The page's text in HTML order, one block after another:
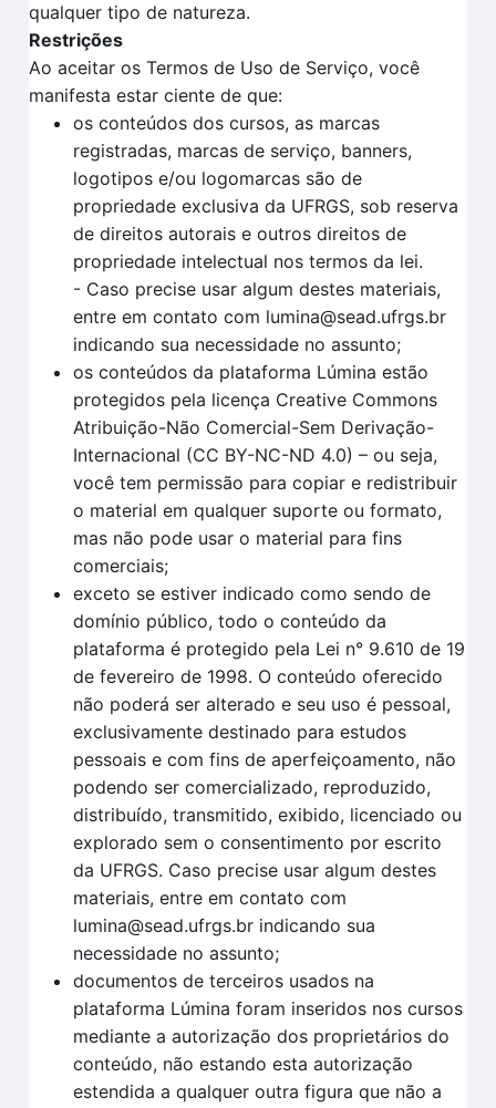
qualquer tipo de natureza.
Restrições
Ao aceitar os Termos de Uso de Serviço, você
manifesta estar ciente de que:
os conteúdos dos cursos, as marcas
registradas, marcas de serviço, banners,
logotipos e/ou logomarcas são de
propriedade exclusiva da UFRGS, sob reserva
de direitos autorais e outros direitos de
propriedade intelectual nos termos da lei.
- Caso precise usar algum destes materiais,
entre em contato com lumina@sead.ufrgs.br
indicando sua necessidade no assunto;
os conteúdos da plataforma Lúmina estão
protegidos pela licença Creative Commons
Atribuição-Não Comercial-Sem Derivação-
Internacional (CC BY-NC-ND 4.0) – ou seja,
você tem permissão para copiar e redistribuir
o material em qualquer suporte ou formato,
mas não pode usar o material para fins
comerciais;
exceto se estiver indicado como sendo de
domínio público, todo o conteúdo da
plataforma é protegido pela Lei n° 9.610 de 19
de fevereiro de 1998. O conteúdo oferecido
não poderá ser alterado e seu uso é pessoal,
exclusivamente destinado para estudos
pessoais e com fins de aperfeiçoamento, não
podendo ser comercializado, reproduzido,
distribuído, transmitido, exibido, licenciado ou
explorado sem o consentimento por escrito
da UFRGS. Caso precise usar algum destes
materiais, entre em contato com
lumina@sead.ufrgs.br indicando sua
necessidade no assunto;
documentos de terceiros usados na
plataforma Lúmina foram inseridos nos cursos
mediante a autorização dos proprietários do
conteúdo, não estando esta autorização
estendida a qualquer outra figura que não a